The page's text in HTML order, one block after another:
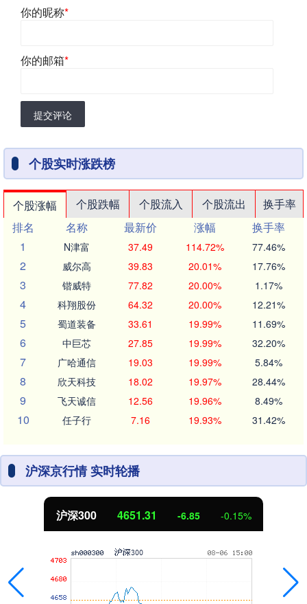
你的昵称*
你的邮箱*
提交评论
个股实时涨跌榜
个股涨幅 个股跌幅 个股流入 个股流出
换手率
排名
名称 最新价 涨幅
换手率
1
N津富 37.49 114.72% 77.46%
2 威尔高 39.83 20.01% 17.76%
3 锴威特 77.82 20.00% 1.17%
4 科翔股份 64.32 20.00% 12.21%
5 蜀道装备 33.61 19.99% 11.69%
6 中巨芯 27.85 19.99% 32.20%
7 广哈通信 19.03 19.99% 5.84%
8 欣天科技 18.02 19.97% 28.44%
9 飞天诚信 12.56 19.96% 8.49%
10 任子行 7.16 19.93% 31.42%
沪深京行情 实时轮播
沪深300 4651.31 -6.85 -0.15%